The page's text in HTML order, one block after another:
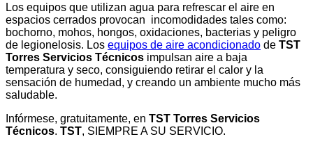
Los equipos que utilizan agua para refrescar el aire en
espacios cerrados provocan incomodidades tales como:
bochorno, mohos, hongos, oxidaciones, bacterias y peligro
de legionelosis. Los equipos de aire acondicionado de TST
Torres Servicios Técnicos impulsan aire a baja
temperatura y seco, consiguiendo retirar el calor y la
sensación de humedad, y creando un ambiente mucho más
saludable.
Infórmese, gratuitamente, en TST Torres Servicios
Técnicos. TST, SIEMPRE A SU SERVICIO.